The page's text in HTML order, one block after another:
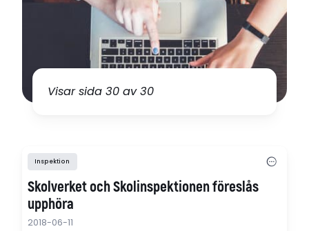
Visar sida 30 av 30
Inspektion
Skolverket och Skolinspektionen föreslås
upphöra
2018-06-11